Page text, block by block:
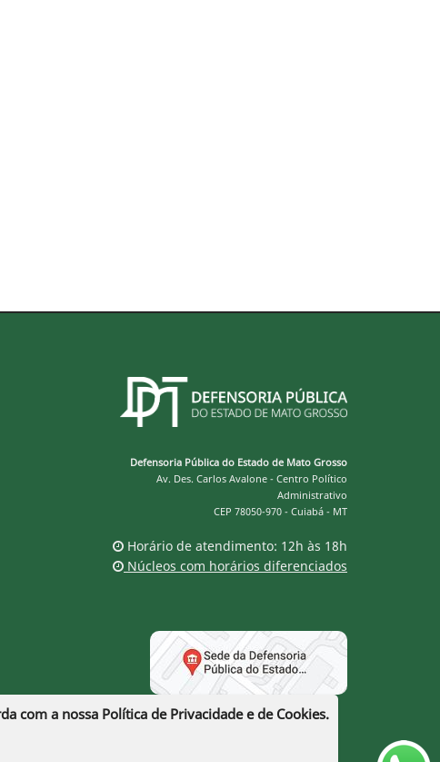
Defensoria Pública do Estado de Mato Grosso
Av. Des. Carlos Avalone - Centro Político
Administrativo
CEP 78050-970 - Cuiabá - MT
Horário de atendimento: 12h às 18h
Núcleos com horários diferenciados
com a nossa Política de Privacidade e de Cookies.